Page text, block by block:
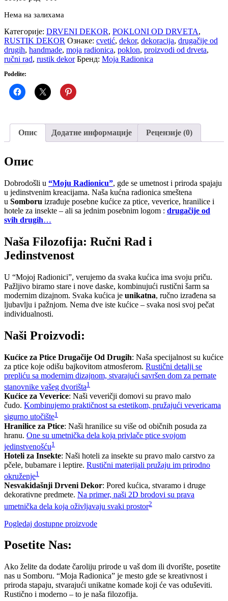
Нема на залихама
Категорије: DRVENI DEKOR, POKLONI OD DRVETA,
RUSTIK DEKOR Ознаке: cvetić, dekor, dekoracija, drugačije od
drugih, handmade, moja radionica, poklon, proizvodi od drveta,
ručni rad, rustik dekor Бренд: Moja Radionica
Podelite:
Опис Додатне информације Рецензије (0)
Опис
Dobrodošli u “Moju Radionicu”, gde se umetnost i priroda spajaju
u jedinstvenim kreacijama. Naša kućna radionica smeštena
u Somboru izrađuje posebne kućice za ptice, veverice, hranilice i
hotele za insekte – ali sa jednim posebnim logom : drugačije od
svih drugih…
Naša Filozofija: Ručni Rad i
Jedinstvenost
U “Mojoj Radionici”, verujemo da svaka kućica ima svoju priču.
Pažljivo biramo stare i nove daske, kombinujući rustični šarm sa
modernim dizajnom. Svaka kućica je unikatna, ručno izrađena sa
ljubavlju i pažnjom. Nema dve iste kućice – svaka nosi svoj pečat
individualnosti.
Naši Proizvodi:
Kućice za Ptice Drugačije Od Drugih: Naša specijalnost su kućice
za ptice koje odišu bajkovitom atmosferom. Rustični detalji se
prepliću sa modernim dizajnom, stvarajući savršen dom za pernate
stanovnike vašeg dvorišta1
Kućice za Veverice: Naši veveričji domovi su pravo malo
čudo. Kombinujemo praktičnost sa estetikom, pružajući vevericama
sigurno utočište1
Hranilice za Ptice: Naši hranilice su više od običnih posuda za
hranu. One su umetnička dela koja privlače ptice svojom
jedinstvenošću1
Hoteli za Insekte: Naši hoteli za insekte su pravo malo carstvo za
pčele, bubamare i leptire. Rustični materijali pružaju im prirodno
okruženje1
Nesvakidašnji Drveni Dekor: Pored kućica, stvaramo i druge
dekorativne predmete. Na primer, naši 2D brodovi su prava
umetnička dela koja oživljavaju svaki prostor2
Pogledaj dostupne proizvode
Posetite Nas:
Ako želite da dodate čaroliju prirode u vaš dom ili dvorište, posetite
nas u Somboru. “Moja Radionica” je mesto gde se kreativnost i
priroda stapaju, stvarajući unikatne komade koji će vas oduševiti.
Rustično i moderno – to je naša filozofija.